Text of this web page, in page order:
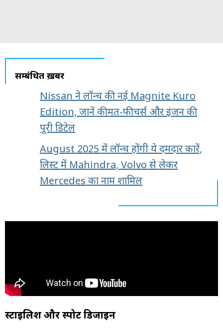
सम्बंधित ख़बरें
Nissan ने लॉन्च की नई Magnite Kuro
Edition, जानें कीमत-फीचर्स और इंजन की
पूरी डिटेल
August 2025 में लॉन्च होंगी ये दमदार कारें,
लिस्ट में Mahindra, Volvo से लेकर
Mercedes का नाम शामिल
स्टाइलिश और स्पोर्टी डिजाइन